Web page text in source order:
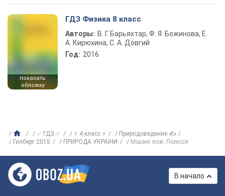
показать
обложку
ГДЗ Физика 8 класс
Авторы: В. Г. Барьяхтар, Ф. Я. Божинова, Е.
А. Кирюхина, С. А. Довгий
Год: 2016
✅ ГДЗ ✅ ⚡ 4 класс ⚡
Природоведение ✍
Гилберг 2015
ПРИРОДА УКРАIНИ Мішані ліси. Полісся
В начало